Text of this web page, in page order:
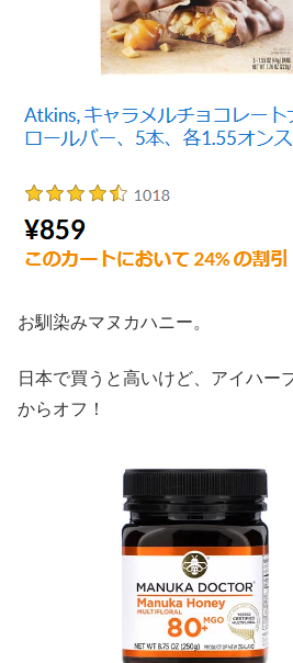
お馴染みマヌカハニー。
日本で買うと高いけど、アイハー
からオフ！